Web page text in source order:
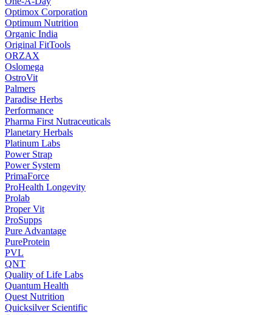
Optimox Corporation
Optimum Nutrition
Organic India
Original FitTools
ORZAX
Oslomega
OstroVit
Palmers
Paradise Herbs
Performance
Pharma First Nutraceuticals
Planetary Herbals
Platinum Labs
Power Strap
Power System
PrimaForce
ProHealth Longevity
Prolab
Proper Vit
ProSupps
Pure Advantage
PureProtein
PVL
QNT
Quality of Life Labs
Quantum Health
Quest Nutrition
Quicksilver Scientific